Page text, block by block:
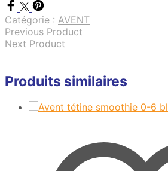
Catégorie : AVENT
Previous Product
Next Product
Produits similaires